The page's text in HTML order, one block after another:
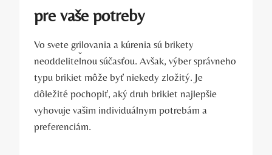
pre ⁤vaše potreby
Vo svete grilovania‌ a kúrenia ⁢sú brikety
neoddeliteľnou súčasťou. Avšak, výber správneho
​typu brikiet môže byť niekedy zložitý. Je
dôležité​ pochopiť, aký druh​ brikiet najlepšie
vyhovuje vašim individuálnym potrebám ⁣a
preferenciám.